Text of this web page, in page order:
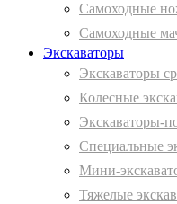
Самоходные
Самоходные
Экскаваторы
Экскаваторы
Колесные
Экскаваторы-
Специальные
Мини-
Тяжелые